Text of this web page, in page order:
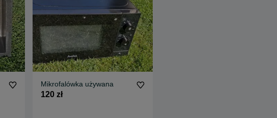
Mikrofalówka używana
120 zł